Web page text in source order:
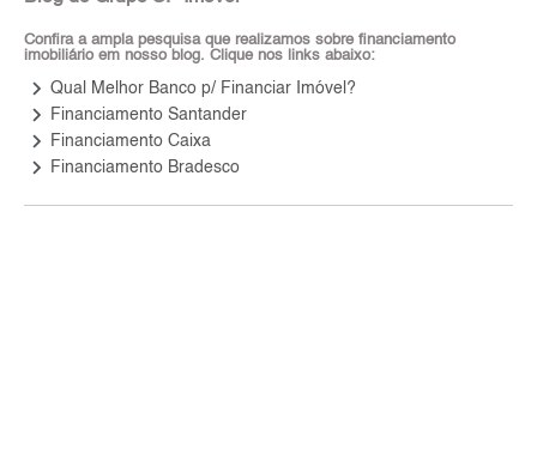
Confira a ampla pesquisa que realizamos sobre financiamento
imobiliário em nosso blog. Clique nos links abaixo:
keyboard_arrow_right Qual Melhor Banco p/ Financiar Imóvel?
keyboard_arrow_right Financiamento Santander
keyboard_arrow_right Financiamento Caixa
keyboard_arrow_right Financiamento Bradesco